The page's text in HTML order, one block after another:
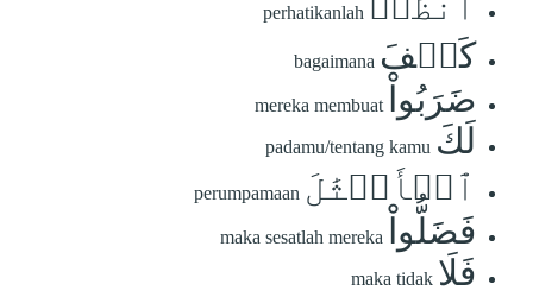
perhatikanlah
كَيۡفَ bagaimana
ضَرَبُواْ mereka membuat
لَكَ padamu/tentang kamu
ٱلۡأَمۡثَٰلَ perumpamaan
فَضَلُّواْ maka sesatlah mereka
فَلَا maka tidak